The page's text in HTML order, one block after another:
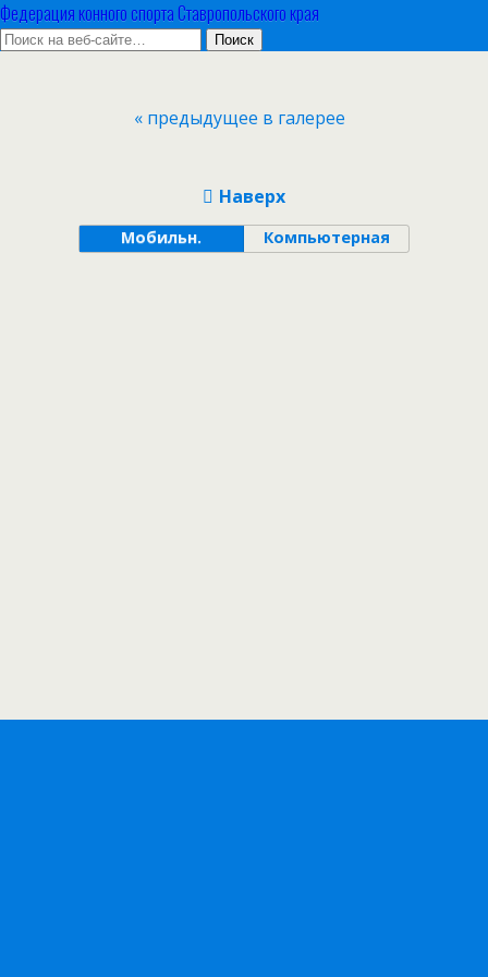
Федерация конного спорта Ставропольского края
« предыдущее в галерее
Наверх
Мобильн. Компьютерная